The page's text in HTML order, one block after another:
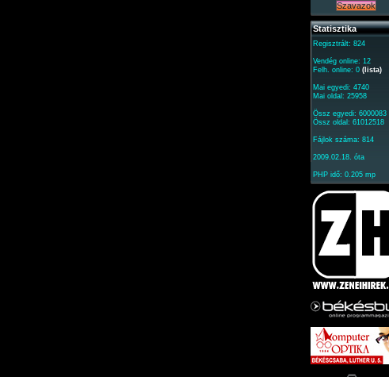
Statisztika
Regisztrált: 824
Vendég online: 12
Felh. online: 0 (lista)
Mai egyedi: 4740
Mai oldal: 25958
Össz egyedi: 6000083
Össz oldal: 61012518
Fájlok száma: 814
2009.02.18. óta
PHP idő: 0.205 mp